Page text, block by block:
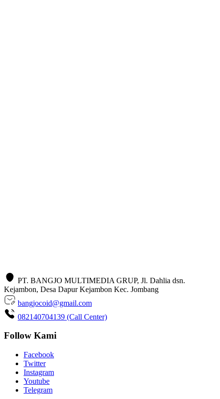
PT. BANGJO MULTIMEDIA GRUP, Jl. Dahlia dsn.
Kejambon, Desa Dapur Kejambon Kec. Jombang
bangjocoid@gmail.com
082140704139 (Call Center)
Follow Kami
Facebook
Twitter
Instagram
Youtube
Telegram